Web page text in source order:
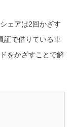
ェアは2回かざす
証で借りている車
をかざすことで解